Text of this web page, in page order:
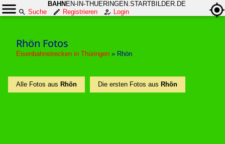
BAHN EN-IN-THUERINGEN.STARTBILDER.DE
Suche
Registrieren Login
Rhön Fotos
Eisenbahnstrecken in Thüringen » Rhön
Alle Fotos aus Rhön Die ersten Fotos aus Rhön